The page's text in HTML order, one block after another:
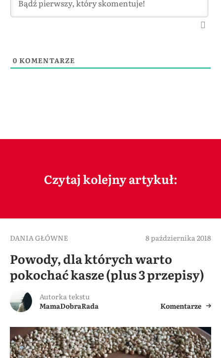
0 KOMENTARZE
Czytaj kolejny artykuł:
DANIA GŁÓWNE 8 października 2018
Powody, dla których warto
pokochać kasze (plus 3 przepisy)
Autorka tekstu
MamaDobraRada
Komentarze